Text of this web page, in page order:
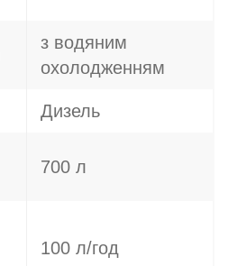
з водяним
охолодженням
Дизель
700 л
100 л/год